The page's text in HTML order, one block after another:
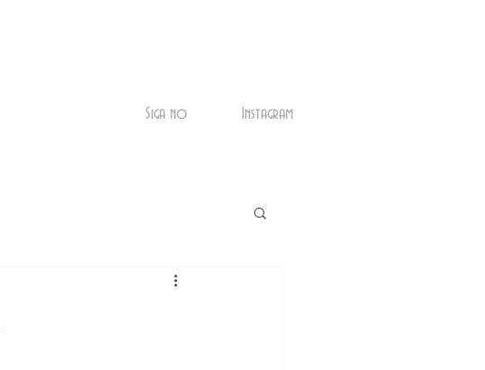
Siga no Instagram